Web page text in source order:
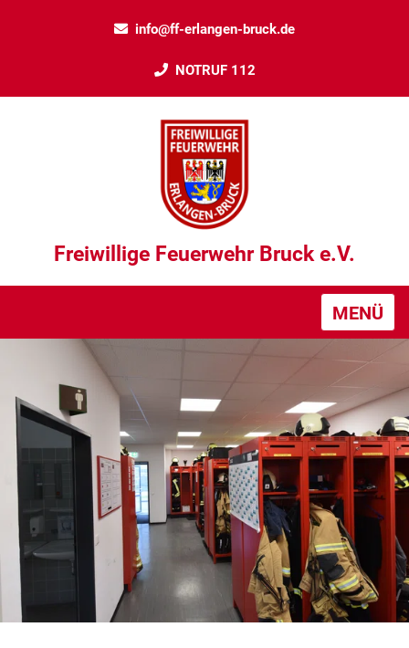
info@ff-erlangen-bruck.de
NOTRUF 112
Freiwillige Feuerwehr Bruck e.V.
MENÜ